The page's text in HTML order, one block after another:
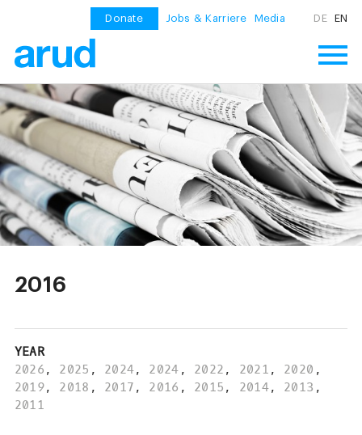
Donate Jobs & Karriere Media DE EN
2016
YEAR
2026 , 2025 , 2024, 2024 , 2022 , 2021 , 2020 ,
2019, 2018 , 2017 , 2016 , 2015 , 2014, 2013 ,
2011